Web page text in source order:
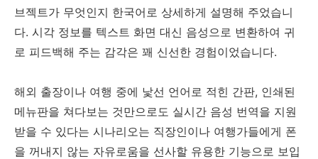
브젝트가 무엇인지 한국어로 상세하게 설명해 주었습니
다. 시각 정보를 텍스트 화면 대신 음성으로 변환하여 귀
로 피드백해 주는 감각은 꽤 신선한 경험이었습니다.
해외 출장이나 여행 중에 낯선 언어로 적힌 간판, 인쇄된
메뉴판을 쳐다보는 것만으로도 실시간 음성 번역을 지원
받을 수 있다는 시나리오는 직장인이나 여행가들에게 폰
을 꺼내지 않는 자유로움을 선사할 유용한 기능으로 보입